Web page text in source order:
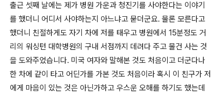
출근 셋째 날에는 제가 병원 가운과 청진기를 사야한다는 이야기
를 했더니 어디서 사야하는지 아느냐고 묻더군요. 물론 모른다고
했더니 친절하게도 자기 차에 저를 태우고 병원에서 15분정도 거
리의 워싱턴 대학병원의 구내 서점까지 데려다 주고 물건 사는 것
을 도와주었습니다. 미국 여자와 말해본 것도 처음이고 더군다나
한 차에 같이 타고 어딘가를 가본 것도 처음이라 혹시 이 친구가 저
에게 마음이 있는 것은 아닌가하고 우스운 오해를 하기도 했는데